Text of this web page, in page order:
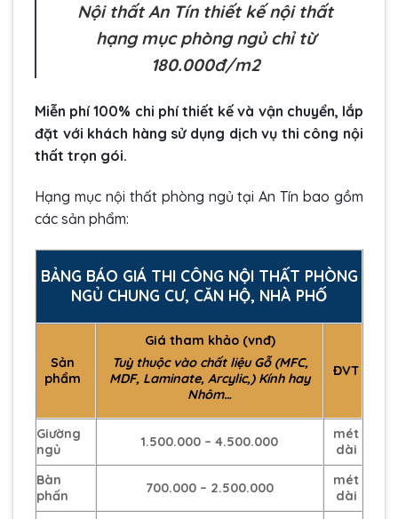
Nội thất An Tín thiết kế nội thất
hạng mục phòng ngủ chỉ từ
180.000đ/m2
Miễn phí 100% chi phí thiết kế và vận chuyển, lắp
đặt với khách hàng sử dụng dịch vụ thi công nội
thất trọn gói.
Hạng mục nội thất phòng ngủ tại An Tín bao gồm
các sản phẩm:
BẢNG BÁO GIÁ THI CÔNG NỘI THẤT PHÒNG
NGỦ CHUNG CƯ, CĂN HỘ, NHÀ PHỐ
Sản
phẩm
Giá tham khảo (vnđ)
Tuỳ thuộc vào chất liệu Gỗ (MFC,
MDF, Laminate, Arcylic,) Kính hay
Nhôm…
ĐVT
Giường
ngủ
1.500.000 – 4.500.000
mét
dài
Bàn
phấn
700.000 – 2.500.000
mét
dài